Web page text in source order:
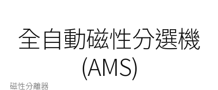
全自動磁性分選機
(AMS)
磁性分離器